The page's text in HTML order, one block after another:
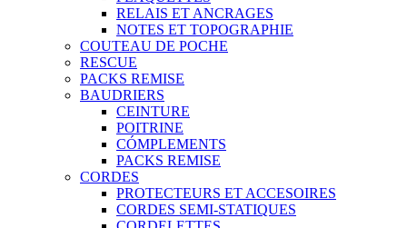
RELAIS ET ANCRAGES
NOTES ET TOPOGRAPHIE
COUTEAU DE POCHE
RESCUE
PACKS REMISE
BAUDRIERS
CEINTURE
POITRINE
CÓMPLEMENTS
PACKS REMISE
CORDES
PROTECTEURS ET ACCESOIRES
CORDES SEMI-STATIQUES